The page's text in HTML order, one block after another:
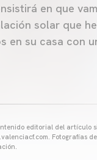
en que
solar que
en su casa con
editorial del artículo
Fotografías